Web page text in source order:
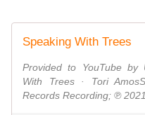
Speaking With Trees
Provided to YouTube by
With Trees · Tori
Records Recording; ℗